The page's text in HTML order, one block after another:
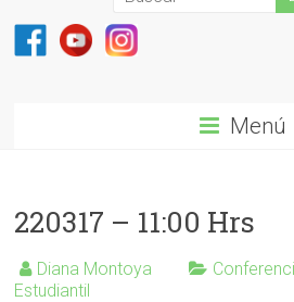
Menú
220317 – 11:00 Hrs
Diana Montoya
Estudiantil